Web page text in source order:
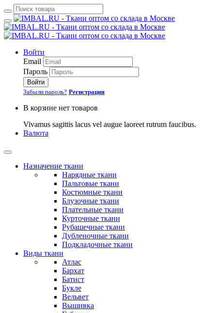
Войти
Email
Пароль
Войти
Забыли пароль? Регистрация
В корзине нет товаров
Vivamus sagittis lacus vel augue laoreet rutrum faucibus.
Валюта
Назначение ткани
Нарядные ткани
Пальтовые ткани
Костюмные ткани
Блузочные ткани
Плательные ткани
Курточные ткани
Рубашечные ткани
Дубленочные ткани
Подкладочные ткани
Виды ткани
Атлас
Бархат
Батист
Букле
Вельвет
Вышивка